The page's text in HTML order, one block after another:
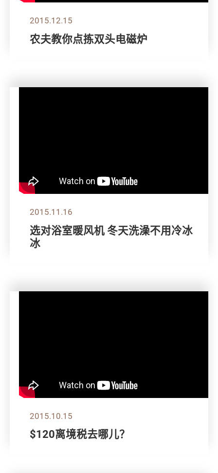
2015.12.15
农夫教你点拣双头电磁炉
2015.11.16
选对浴室暖风机 冬天洗澡不用冷冰
冰
2015.10.15
$120离境税去哪儿？